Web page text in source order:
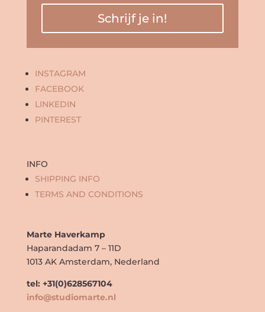
Schrijf je in!
INSTAGRAM
FACEBOOK
LINKEDIN
PINTEREST
INFO
SHIPPING INFO
TERMS AND CONDITIONS
Marte Haverkamp
Haparandadam 7 – 11D
1013 AK Amsterdam, Nederland
tel: +31(0)628567104
info@studiomarte.nl